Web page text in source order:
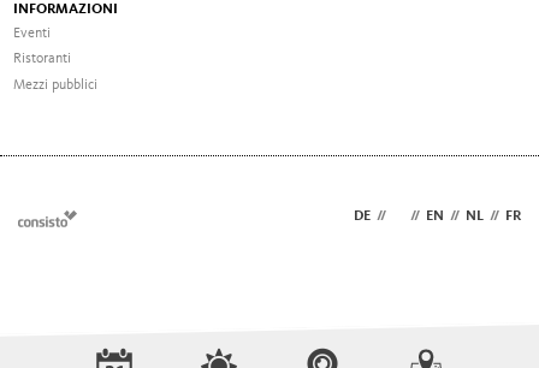
INFORMAZIONI
Eventi
Ristoranti
Mezzi pubblici
DE // // EN // NL // FR